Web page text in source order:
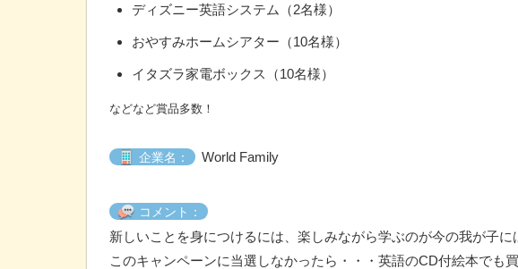
ディズニー英語システム（2名様）
おやすみホームシアター（10名様）
イタズラ家電ボックス（10名様）
などなど賞品多数！
企業名： World Family
コメント：
新しいことを身につけるには、楽しみながら学ぶのが今の我が子に
このキャンペーンに当選しなかったら・・・英語のCD付絵本でも